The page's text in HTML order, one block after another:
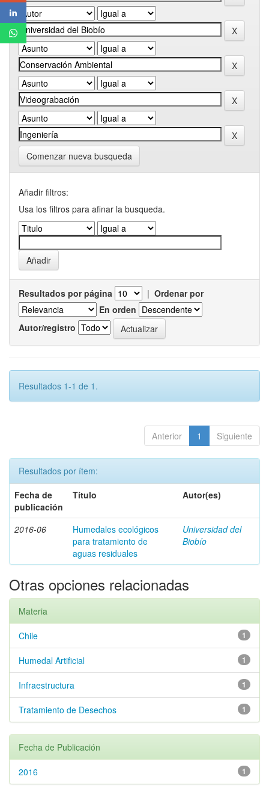
Comenzar nueva busqueda
Añadir filtros:
Usa los filtros para afinar la busqueda.
Resultados por página | Ordenar por
En orden
Autor/registro
Resultados 1-1 de 1.
Anterior 1 Siguiente
Resultados por ítem:
Fecha de
publicación
Título Autor(es)
2016-06
Humedales ecológicos
para tratamiento de
aguas residuales
Universidad del
Biobío
Otras opciones relacionadas
Materia
1
Chile
1
Humedal Artificial
1
Infraestructura
1
Tratamiento de Desechos
Fecha de Publicación
1
2016